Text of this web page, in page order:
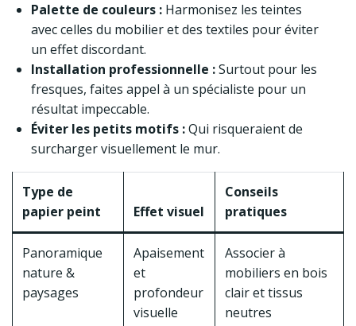
Palette de couleurs : Harmonisez les teintes
avec celles du mobilier et des textiles pour éviter
un effet discordant.
Installation professionnelle :Surtout pour les
fresques, faites appel à un spécialiste pour un
résultat impeccable.
Éviter les petits motifs :Qui risqueraient de
surcharger visuellement le mur.
Type de
papier peint
Effet visuel
Conseils
pratiques
Panoramique
nature &
paysages
Apaisement
et
profondeur
visuelle
Associer à
mobiliers en bois
clair et tissus
neutres